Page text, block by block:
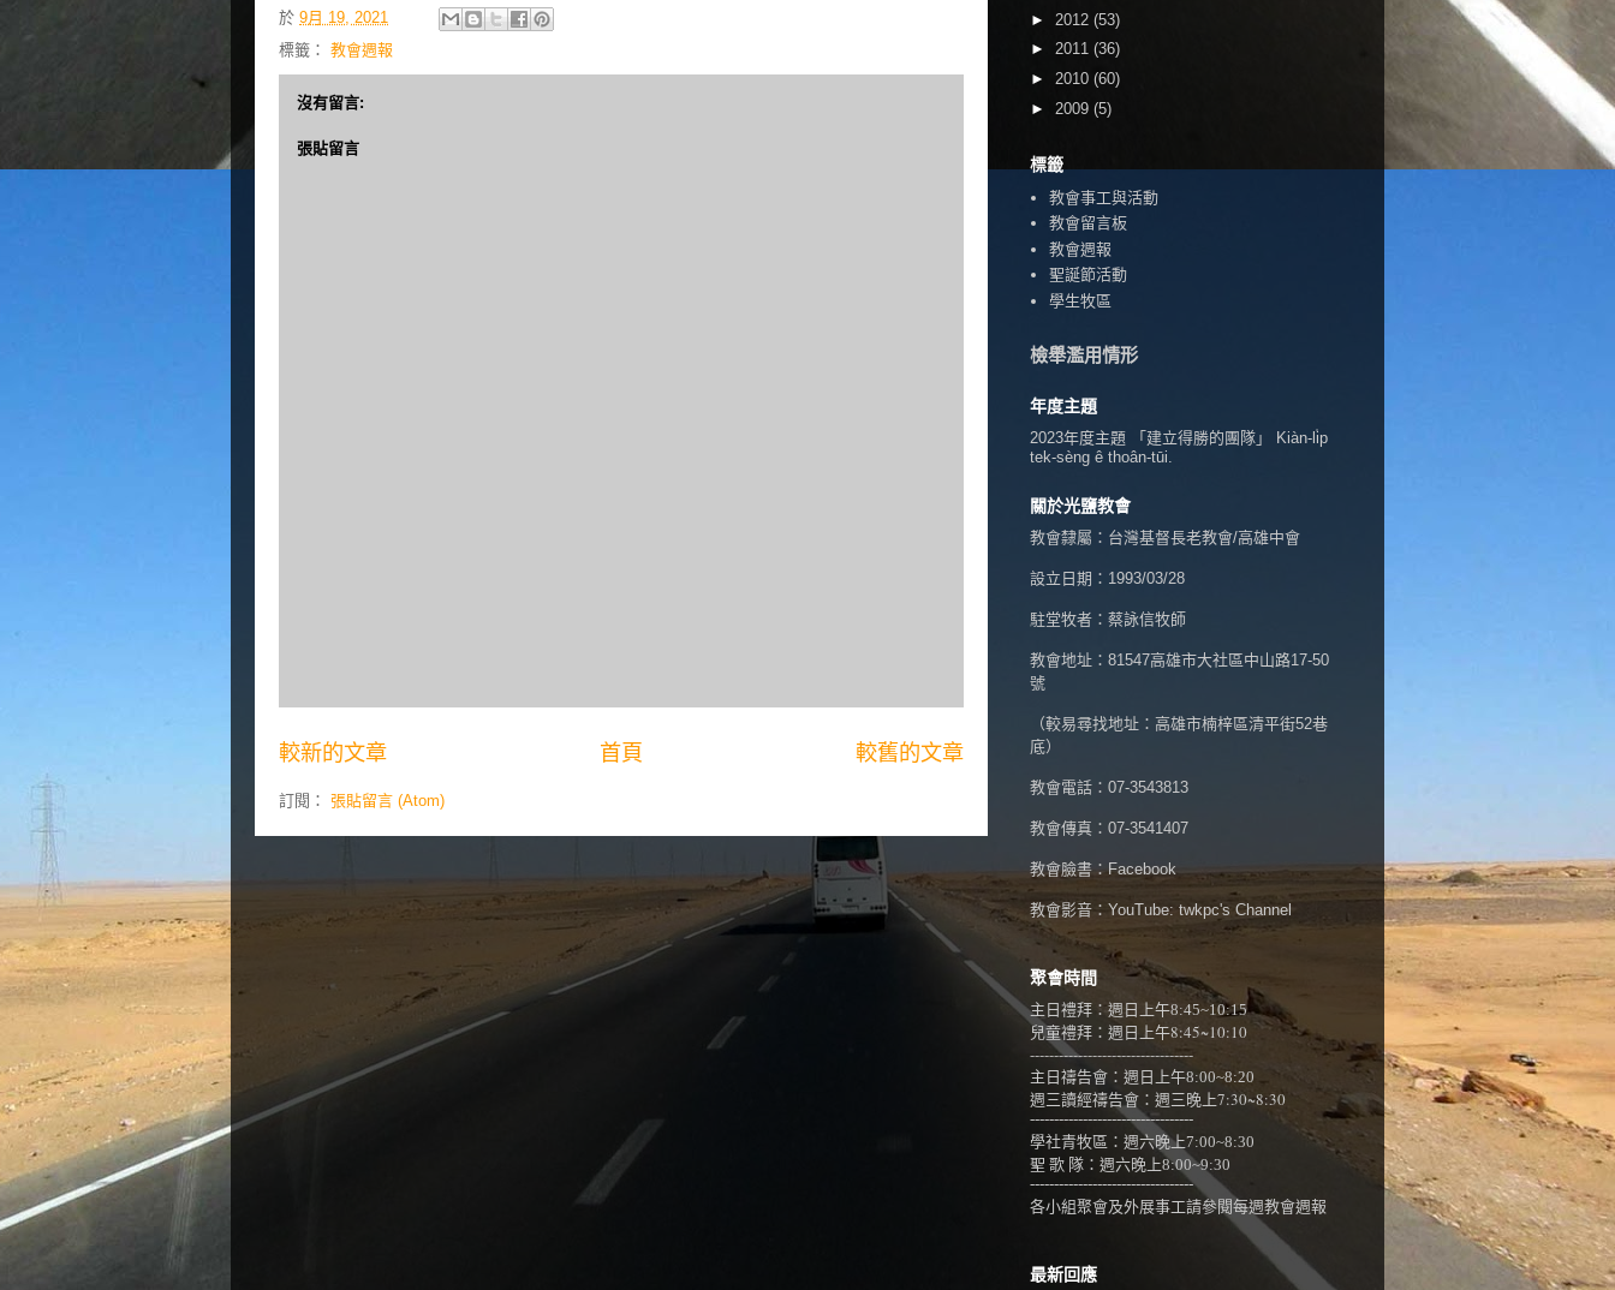
於 9月 19, 2021
標籤： 教會週報
沒有留言:
張貼留言
較新的文章 較舊的文章
首頁
訂閱： 張貼留言 (Atom)
► 2012 (53)
► 2011 (36)
► 2010 (60)
► 2009 (5)
標籤
教會事工與活動
教會留言板
教會週報
聖誕節活動
學生牧區
檢舉濫用情形
年度主題
2023年度主題 「建立得勝的團隊」 Kiàn-li̍p
tek-sèng ê thoân-tūi.
關於光鹽教會
教會隸屬：台灣基督長老教會/高雄中會
設立日期：1993/03/28
駐堂牧者：蔡詠信牧師
教會地址： 81547高雄市大社區中山路17-50
號
（較易尋找地址：高雄市楠梓區清平街52巷
底）
教會電話：07-3543813
教會傳真：07-3541407
教會臉書：Facebook
教會影音：YouTube: twkpc's Channel
聚會時間
主日禮拜：週日上午8:45~10:15
兒童禮拜：週日上午8:45~10:10
----------------------------------
主日禱告會：週日上午8:00~8:20
週三讀經禱告會：週三晚上7:30~8:30
----------------------------------
學社青牧區：週六晚上7:00~8:30
聖 歌 隊： 週六晚上8:00~9:30
----------------------------------
各小組聚會及外展事工請參閱每週教會週報
最新回應